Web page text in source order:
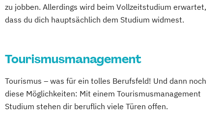
zu jobben. Allerdings wird beim Vollzeitstudium erwartet,
dass du dich hauptsächlich dem Studium widmest.
Tourismusmanagement
Tourismus – was für ein tolles Berufsfeld! Und dann noch
diese Möglichkeiten: Mit einem Tourismusmanagement
Studium stehen dir beruflich viele Türen offen.